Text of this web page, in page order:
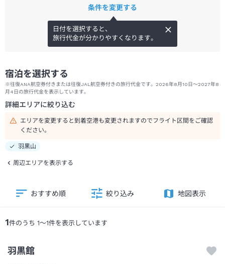
条件を変更する
日付を選択すると、
旅行代金が分かりやすくなります。
宿泊を選択する
※往復ANA航空券付きまたは往復JAL航空券付きの旅行代金です。2026年8月10日～2027年8
月4日の旅行代金を表示しています。
詳細エリアに絞り込む
エリアを変更すると到着空港も変更されますのでフライト区間をご確認
ください。
羽黒山
周辺エリアを表示する
1件のうち 1～1件を表示しています
おすすめ順 絞り込み 地図表示
羽黒館